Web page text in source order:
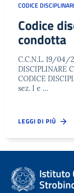
CODICE
Codice
condotta
C.C.N.L. 19/04/
DISCIPLINARE
CODICE
sez. I e …
LEGGI DI PIÙ
Istituto